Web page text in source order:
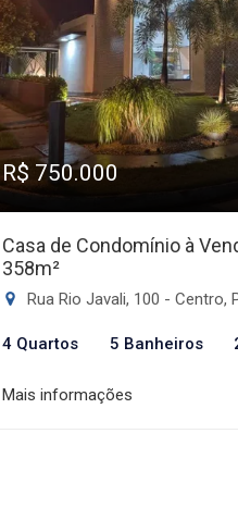
R$ 750.000
Casa de Condomínio à
358m²
Rua Rio Javali, 100 - Centro,
4 Quartos 5 Banheiros
Mais informações